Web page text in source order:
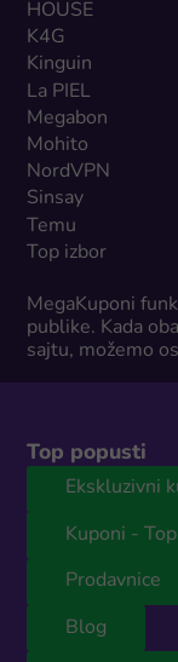
HOUSE
K4G
Kinguin
La PIEL
Megabon
Mohito
NordVPN
Sinsay
Temu
Top izbor
MegaKuponi
publike. Kada
sajtu, možemo
Top popusti
Ekskluzivni
Kuponi -
Prodavnice
Blog